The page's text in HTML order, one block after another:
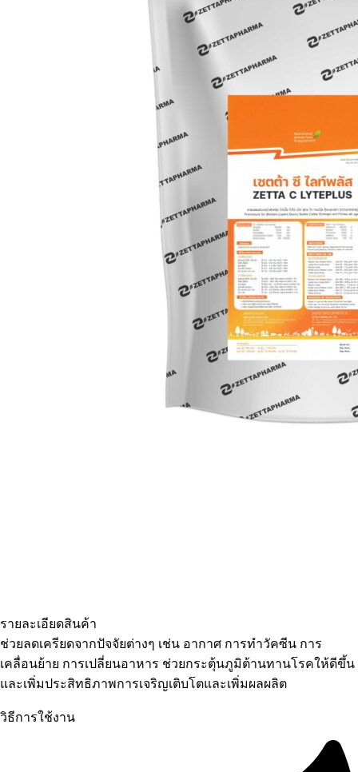
รายละเอียดสินค้า
ช่วยลดเครียดจากปัจจัยต่างๆ เช่น อากาศ การทำวัคซีน การ
เคลื่อนย้าย การเปลี่ยนอาหาร ช่วยกระตุ้นภูมิต้านทานโรคให้ดีขึ้น
และเพิ่มประสิทธิภาพการเจริญเติบโตและเพิ่มผลผลิต
วิธีการใช้งาน